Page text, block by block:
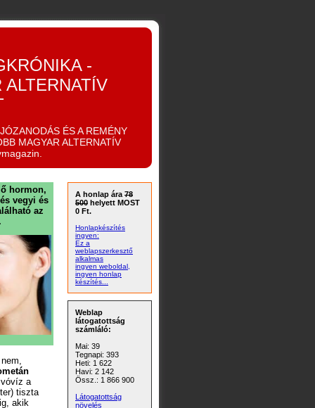
-
ÉS A REMÉNY
MAGYAR ALTERNATÍV
hormon,
vegyi és
az
a
tiszta
akik
A honlap ára 78
500 helyett MOST
0 Ft.
Honlapkészítés
ingyen:
Ez a
weblapszerkesztő
alkalmas
ingyen weboldal,
ingyen honlap
készítés...
Weblap
látogatottság
számláló:
Mai: 39
Tegnapi: 393
Heti: 1 622
Havi: 2 142
Össz.: 1 866 900
Látogatottság
növelés